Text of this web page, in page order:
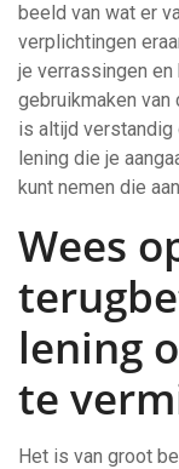
beeld van wat er
verplichtingen
je verrassingen
gebruikmaken
is altijd
lening die je
kunt nemen die
Wees
lening
te
Het is van groot